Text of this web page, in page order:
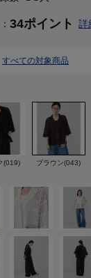
34ポイント 詳
すべての対象商品
(019) ブラウン(043)